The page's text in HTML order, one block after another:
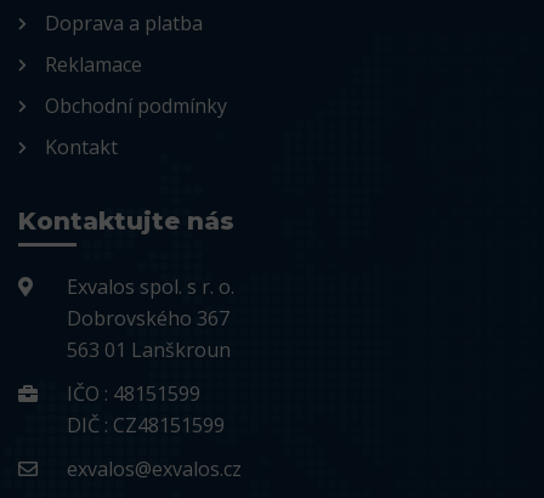
Doprava a platba
Reklamace
Obchodní podmínky
Kontakt
Kontaktujte nás
Exvalos spol. s r. o.
Dobrovského 367
563 01 Lanškroun
IČO : 48151599
DIČ : CZ48151599
exvalos@exvalos.cz